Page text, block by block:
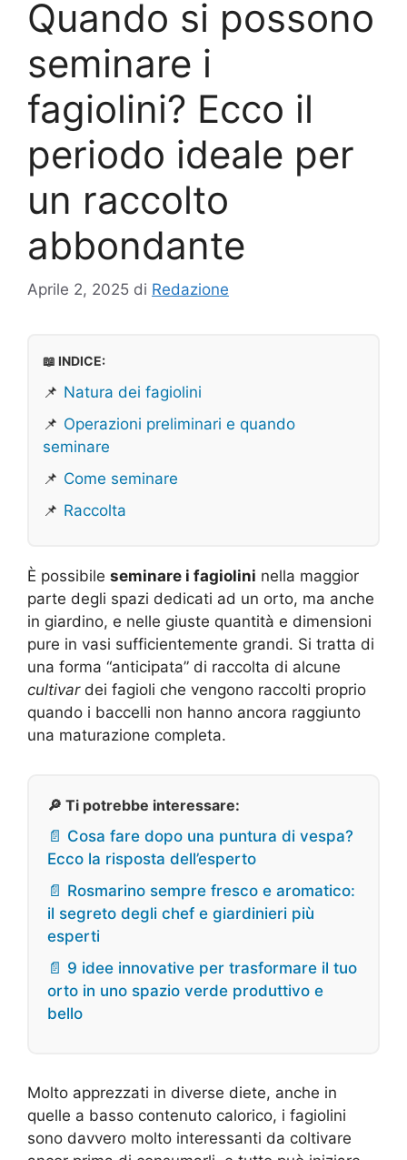
Quando si possono
seminare i
fagiolini? Ecco il
periodo ideale per
un raccolto
abbondante
Aprile 2, 2025 di Redazione
📖 INDICE:
📌 Natura dei fagiolini
📌 Operazioni preliminari e quando
seminare
📌 Come seminare
📌 Raccolta
È possibile seminare i fagiolini nella maggior
parte degli spazi dedicati ad un orto, ma anche
in giardino, e nelle giuste quantità e dimensioni
pure in vasi sufficientemente grandi. Si tratta di
una forma “anticipata” di raccolta di alcune
cultivardei fagioli che vengono raccolti proprio
quando i baccelli non hanno ancora raggiunto
una maturazione completa.
🔎 Ti potrebbe interessare:
📄 Cosa fare dopo una puntura di vespa?
Ecco la risposta dell’esperto
📄 Rosmarino sempre fresco e aromatico:
il segreto degli chef e giardinieri più
esperti
📄 9 idee innovative per trasformare il tuo
orto in uno spazio verde produttivo e
bello
Molto apprezzati in diverse diete, anche in
quelle a basso contenuto calorico, i fagiolini
sono davvero molto interessanti da coltivare